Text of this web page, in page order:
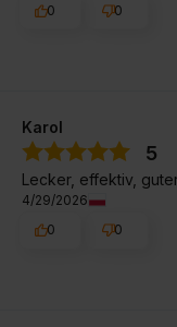
0
0
Karol
5
Lecker, effektiv,
4/29/2026
0
0